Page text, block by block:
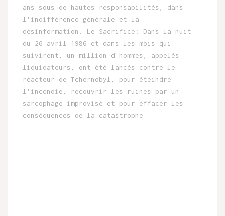
ans sous de hautes responsabilités, dans
l'indifférence générale et la
désinformation. Le Sacrifice: Dans la nuit
du 26 avril 1986 et dans les mois qui
suivirent, un million d'hommes, appelés
liquidateurs, ont été lancés contre le
réacteur de Tchernobyl, pour éteindre
l'incendie, recouvrir les ruines par un
sarcophage improvisé et pour effacer les
conséquences de la catastrophe.